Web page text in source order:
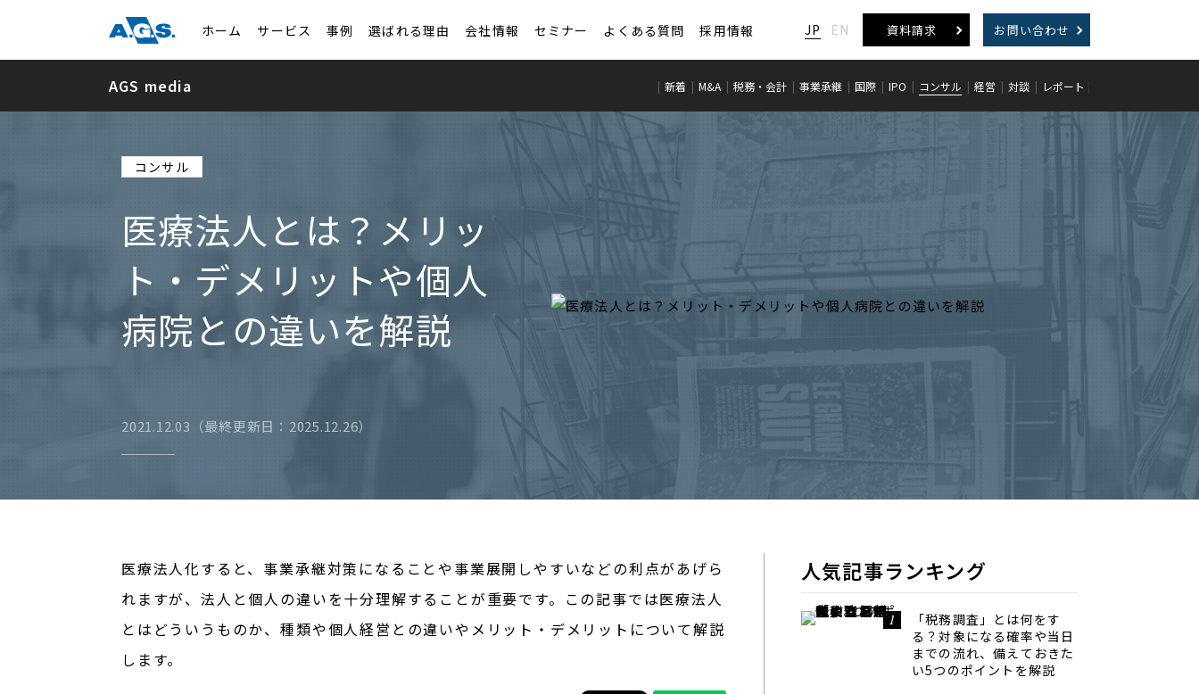
ホーム サービス 事例 選ばれる理由 会社情報 セミナー よくある質問 採用情報 JP EN 資料請求 お問い合わせ
AGS media 新着 M&A 税務・会計 事業承継 国際 IPO コンサル 経営 対談 レポート
コンサル
医療法人とは？メリッ
ト・デメリットや個人
病院との違いを解説
2021.12.03（最終更新日：2025.12.26）
医療法人化すると、事業承継対策になることや事業展開しやすいなどの利点があげら
れますが、法人と個人の違いを十分理解することが重要です。この記事では医療法人
とはどういうものか、種類や個人経営との違いやメリット・デメリットについて解説
します。
人気記事ランキング
「税務調査」とは何をす
る？対象になる確率や当日
までの流れ、備えておきた
い5つのポイントを解説